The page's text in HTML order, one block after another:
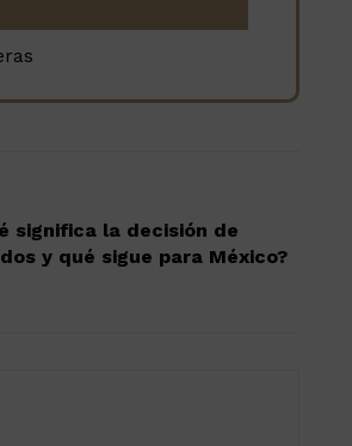
significa la decisión de
y qué sigue para México?